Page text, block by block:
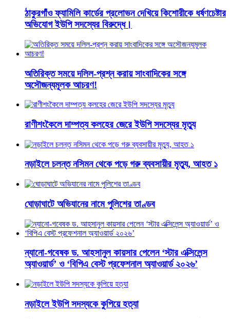
ঠাকুরগাঁও ফ্যামিলি কার্ডের প্রলোভন দেখিয়ে কিশোরীকে ধর্ষণচেষ্টার
অভিযোগ ইউপি সদস্যের বিরুদ্ধে।
অতিরিক্ত সময়ে দলিল-প্রশ্ন করায় সাংবাদিকের সঙ্গে
অসৌজন্যমূলক আচরণ!
রাণীশংকৈলে দাম্পত্য কলহের জেরে ইউপি সদস্যের মৃত্যু
নড়াইলে চলন্ত নসিমন থেকে পড়ে গরু ব্যবসায়ীর মৃত্যু, আহত ১
ঘোড়াঘাটে অভিযানের নামে পুলিশের তাণ্ডব
ন্যানো-গবেষক ড. আহসানুল কায়সার পেলেন ‘স্টার এক্সিলেন্স
অ্যাওয়ার্ড’ ও ‘বিপিএ বেস্ট প্রফেশনাল অ্যাওয়ার্ড ২০২৬’
নড়াইলে ইউপি সদস্যকে কুপিয়ে হত্যা